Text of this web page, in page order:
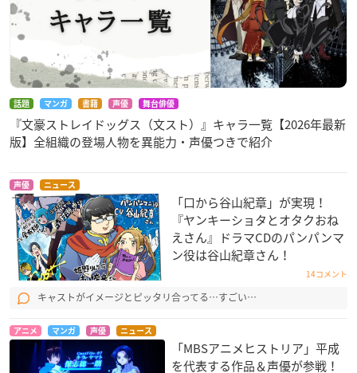
話題 マンガ 書籍 声優 舞台俳優
『文豪ストレイドッグス（文スト）』キャラ一覧【2026年最新
版】全組織の登場人物を異能力・声優つきで紹介
声優 ニュース
「口から谷山紀章」が実現！
『ヤンキーショタとオタクおね
えさん』ドラマCDのパンパンマ
ン役は谷山紀章さん！
14コメント
キャストがイメージとピッタリ合ってる…すごい…
アニメ マンガ 声優 ニュース
「MBSアニメヒストリア」平成
を代表する作品＆声優が参戦！